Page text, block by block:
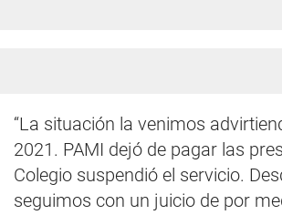
“La situación la venimos
2021. PAMI dejó de pagar las
Colegio suspendió el servicio.
seguimos con un juicio de por